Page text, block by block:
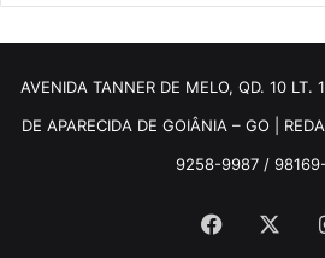
AVENIDA TANNER DE MELO, QD. 10 LT.
DE APARECIDA DE GOIÂNIA – GO |
9258-9987 /
Facebook